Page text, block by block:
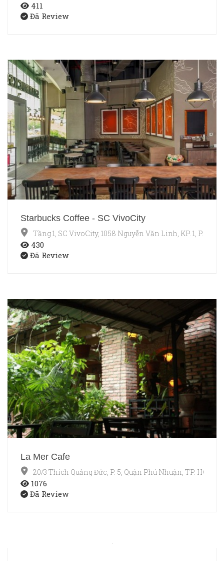
411
Đã Review
Starbucks Coffee - SC VivoCity
Tầng 1, SC VivoCity, 1058 Nguyễn Văn Linh, KP. 1, P. Tân
430
Đã Review
La Mer Cafe
20/3 Thích Quảng Đức, P. 5, Quận Phú Nhuận, TP. HCM
1076
Đã Review